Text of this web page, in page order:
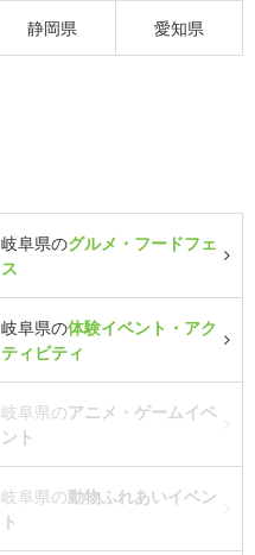
静岡県 愛知県
岐阜県のグルメ・フードフェ
ス
岐阜県の体験イベント・アク
ティビティ
岐阜県のアニメ・ゲームイベ
ント
岐阜県の動物ふれあいイベン
ト